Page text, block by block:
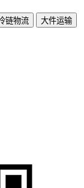
链物流
大件运输